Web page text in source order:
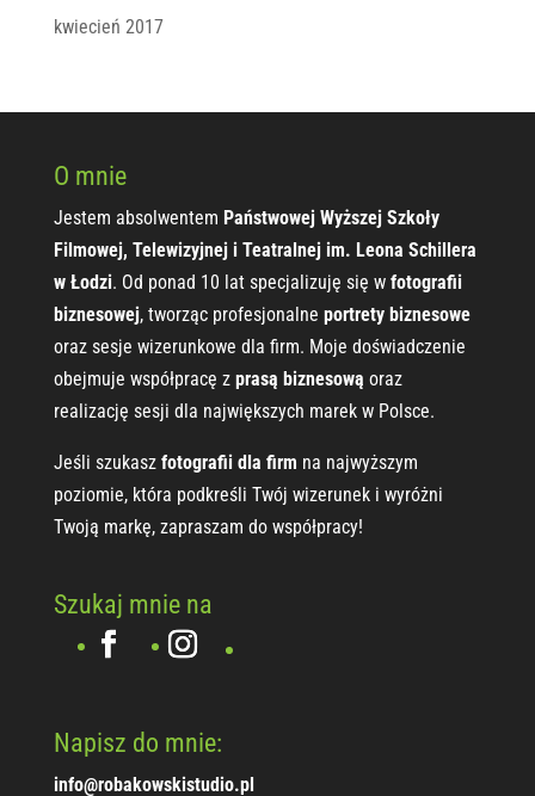
kwiecień 2017
O mnie
Jestem absolwentem Państwowej Wyższej Szkoły
Filmowej, Telewizyjnej i Teatralnej im. Leona Schillera
w Łodzi. Od ponad 10 lat specjalizuję się w fotografii
biznesowej, tworząc profesjonalne portrety biznesowe
oraz sesje wizerunkowe dla firm. Moje doświadczenie
obejmuje współpracę z prasą biznesową oraz
realizację sesji dla największych marek w Polsce.
Jeśli szukasz fotografii dla firm na najwyższym
poziomie, która podkreśli Twój wizerunek i wyróżni
Twoją markę, zapraszam do współpracy!
Szukaj mnie na
Napisz do mnie:
info@robakowskistudio.pl